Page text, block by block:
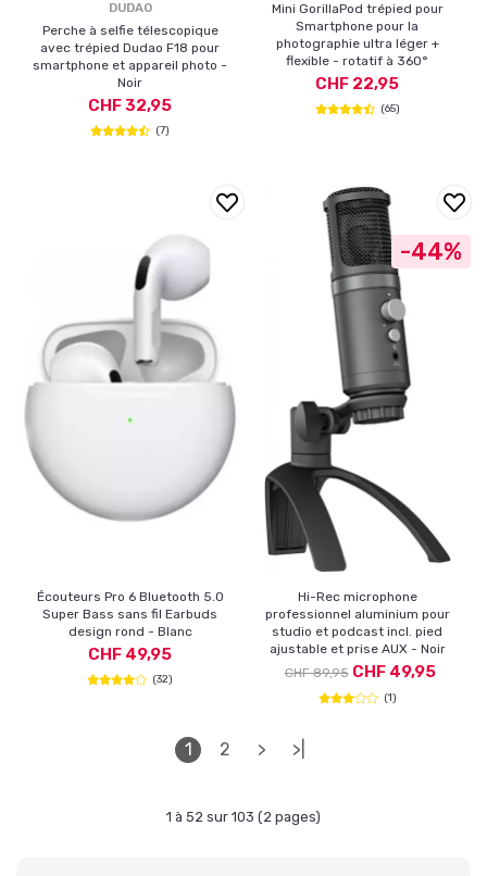
DUDAO
Perche à selfie télescopique
avec trépied Dudao F18 pour
smartphone et appareil photo -
Noir
CHF 32,95
(7)
Mini GorillaPod trépied pour
Smartphone pour la
photographie ultra léger +
flexible - rotatif à 360°
CHF 22,95
(65)
Écouteurs Pro 6 Bluetooth 5.0
Super Bass sans fil Earbuds
design rond - Blanc
CHF 49,95
(32)
Hi-Rec microphone
professionnel aluminium pour
studio et podcast incl. pied
ajustable et prise AUX - Noir
CHF 89,95CHF 49,95
(1)
-44%
1 2 > >|
1 à 52 sur 103 (2 pages)